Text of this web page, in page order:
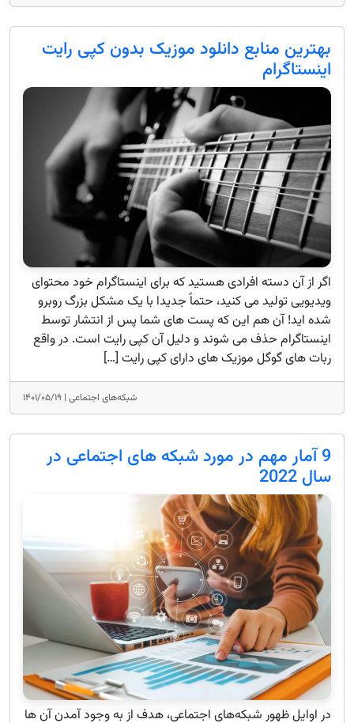
بهترین منابع دانلود موزیک بدون کپی رایت
اینستاگرام
اگر از آن دسته افرادی هستید که برای اینستاگرام خود محتوای
ویدیویی تولید می کنید، حتماً جدیدا با یک مشکل بزرگ روبرو
شده اید! آن هم این که پست های شما پس از انتشار توسط
اینستاگرام حذف می شوند و دلیل آن کپی رایت است. در واقع
ربات های گوگل موزیک های دارای کپی رایت […]
شبکه‌های اجتماعی | ۱۴۰۱/۰۵/۱۹
9 آمار مهم در مورد شبکه های اجتماعی در
سال 2022
در اوایل ظهور شبکه‌های اجتماعی، هدف از به وجود آمدن آن ها